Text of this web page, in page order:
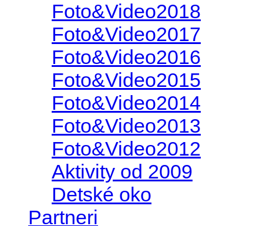
Foto&Video2018
Foto&Video2017
Foto&Video2016
Foto&Video2015
Foto&Video2014
Foto&Video2013
Foto&Video2012
Aktivity od 2009
Detské oko
Partneri